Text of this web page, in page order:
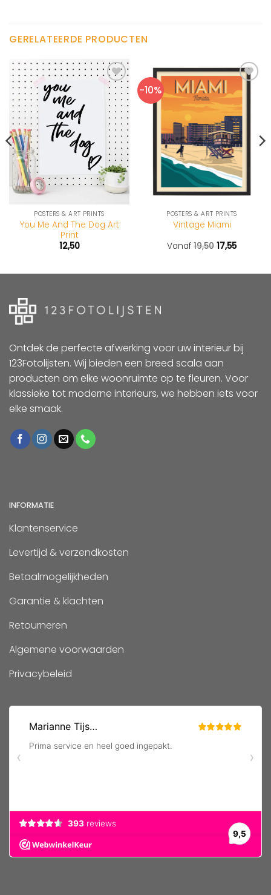
GERELATEERDE PRODUCTEN
POSTERS & ART PRINTS
You Me And The Dog Art
Print
12,50
-10%
POSTERS & ART PRINTS
Vintage Miami
Vanaf 19,50 17,55
Ontdek de perfecte afwerking voor uw interieur bij
123Fotolijsten. Wij bieden een breed scala aan
producten om elke woonruimte op te fleuren. Voor
klassieke tot moderne interieurs, we hebben iets voor
elke smaak.
INFORMATIE
Klantenservice
Levertijd & verzendkosten
Betaalmogelijkheden
Garantie & klachten
Retourneren
Algemene voorwaarden
Privacybeleid